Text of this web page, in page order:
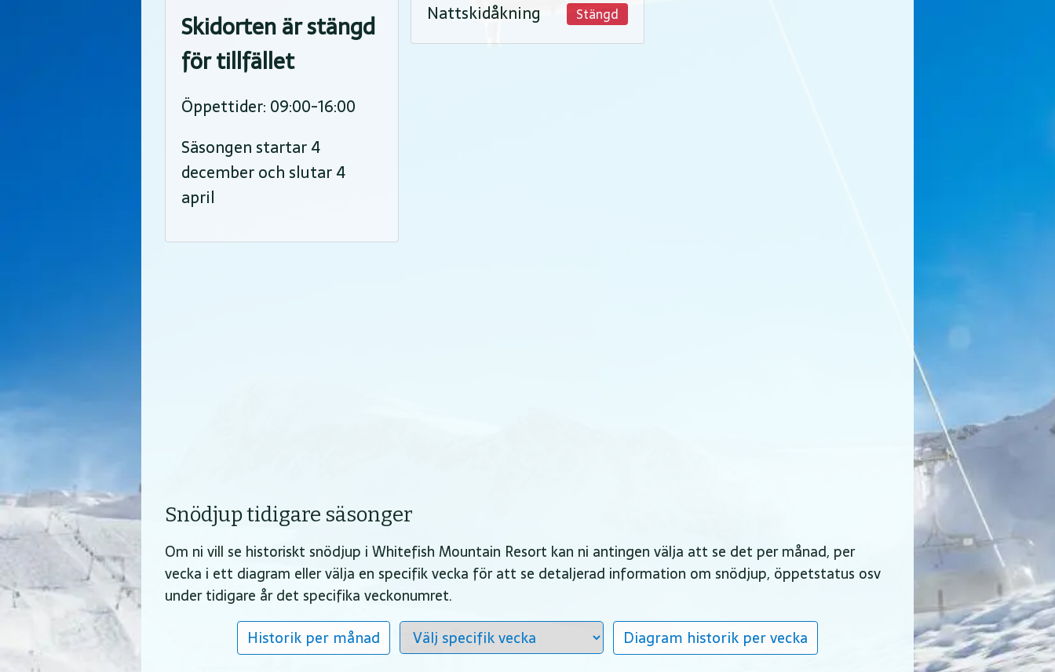
Skidorten är stängd
för tillfället
Öppettider: 09:00-16:00
Säsongen startar 4
december och slutar 4
april
Nattskidåkning Stängd
Snödjup tidigare säsonger
Om ni vill se historiskt snödjup i Whitefish Mountain Resort kan ni antingen välja att se det per månad, per
vecka i ett diagram eller välja en specifik vecka för att se detaljerad information om snödjup, öppetstatus osv
under tidigare år det specifika veckonumret.
Historik per månad Diagram historik per vecka